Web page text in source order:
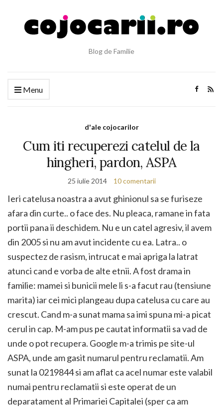
Blog de Familie
Menu
d'ale cojocarilor
Cum iti recuperezi catelul de la
hingheri, pardon, ASPA
25 iulie 2014 10 comentarii
Ieri catelusa noastra a avut ghinionul sa se furiseze
afara din curte.. o face des. Nu pleaca, ramane in fata
portii pana ii deschidem. Nu e un catel agresiv, il avem
din 2005 si nu am avut incidente cu ea. Latra.. o
suspectez de rasism, intrucat e mai apriga la latrat
atunci cand e vorba de alte etnii. A fost drama in
familie: mamei si bunicii mele li s-a facut rau (tensiune
marita) iar cei mici plangeau dupa catelusa cu care au
crescut. Cand m-a sunat mama sa imi spuna mi-a picat
cerul in cap. M-am pus pe cautat informatii sa vad de
unde o pot recupera. Google m-a trimis pe site-ul
ASPA, unde am gasit numarul pentru reclamatii. Am
sunat la 0219844 si am aflat ca acel numar este valabil
numai pentru reclamatii si este operat de un
deparatament al Primariei Capitalei (sper ca am